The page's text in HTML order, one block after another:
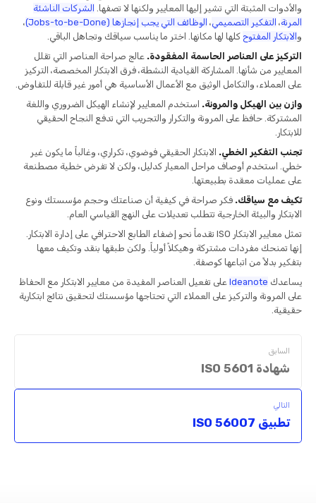
والأدوات المثبتة التي تشير إليها المعايير ولكنها لا تصفها.
الشركات الناشئة
المرنة، التفكير التصميمي، الوظائف التي يجب إنجازها (Jobs-to-be-Done)
،
و الابتكار المفتوح كلها لها مكانها. اختر ما يناسب سياقك وتجاهل الباقي.
التركيز على العناصر الحاسمة المفقودة. عالج صراحة العناصر التي تقلل
المعايير من شأنها. المشاركة القيادية النشطة، فرق الابتكار المخصصة، التركيز
على العملاء، والتكامل الوثيق مع الأعمال الأساسية هي أمور غير قابلة للتفاوض.
وازن بين الهيكل والمرونة. استخدم المعايير لإنشاء الهيكل الضروري واللغة
المشتركة. حافظ على المرونة والتكرار والتجريب التي تدفع النجاح الحقيقي
للابتكار.
تجنب التفكير الخطي. الابتكار الحقيقي فوضوي، تكراري، وغالباً ما يكون غير
خطي. استخدم أوصاف مراحل المعيار كدليل، ولكن لا تفرض خطية مصطنعة
على عمليات معقدة بطبيعتها.
تكيف مع سياقك. فكر صراحة في كيفية أن صناعتك وحجم مؤسستك ونوع
الابتكار والبيئة الخارجية تتطلب تعديلات على النهج القياسي العام.
تمثل معايير الابتكار ISO تقدماً نحو إضفاء الطابع الاحترافي على إدارة الابتكار.
إنها تمنحك مفردات مشتركة وهيكلاً أولياً. ولكن طبقها بنقد وتكيف معها
بتفكير بدلاً من اتباعها كوصفة.
يساعدك Ideanote على تفعيل العناصر المفيدة من معايير الابتكار مع الحفاظ
على المرونة والتركيز على العملاء التي تحتاجها مؤسستك لتحقيق نتائج ابتكارية
حقيقية.
السابق
شهادة ISO 5601
التالي
تطبيق ISO 56007